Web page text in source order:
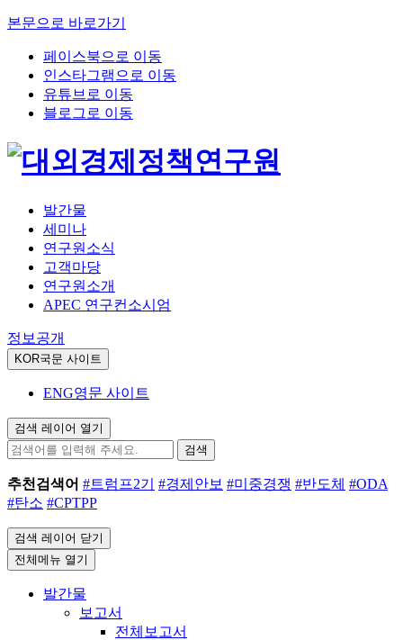
본문으로 바로가기
페이스북으로 이동
인스타그램으로 이동
유튜브로 이동
블로그로 이동
발간물
세미나
연구원소식
고객마당
연구원소개
APEC 연구컨소시엄
정보공개
KOR국문 사이트
ENG영문 사이트
검색 레이어 열기
검색
추천검색어 #트럼프2기 #경제안보 #미중경쟁 #반도체 #ODA
#탄소 #CPTPP
검색 레이어 닫기
전체메뉴 열기
발간물
보고서
전체보고서